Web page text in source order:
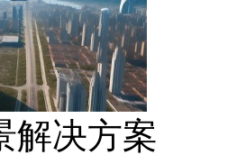
解决方案